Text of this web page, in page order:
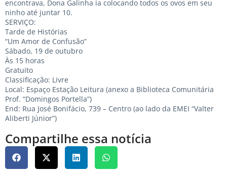
encontrava, Dona Galinha ia colocando todos os ovos em seu
ninho até juntar 10.
SERVIÇO:
Tarde de Histórias
“Um Amor de Confusão”
Sábado, 19 de outubro
Às 15 horas
Gratuito
Classificação: Livre
Local: Espaço Estação Leitura (anexo a Biblioteca Comunitária
Prof. “Domingos Portella”)
End: Rua José Bonifácio, 739 – Centro (ao lado da EMEI “Valter
Aliberti Júnior”)
Compartilhe essa notícia